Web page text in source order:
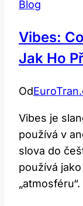
Blog
Vibes:
Jak Ho
Od
Vibes je
používá v
slova do
používá
„atmosféru“.